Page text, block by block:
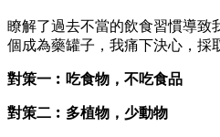
瞭解了過去不當的飲食習慣導致
個成為藥罐子，我痛下決心，採
對策一︰吃食物，不吃食品
對策二︰多植物，少動物